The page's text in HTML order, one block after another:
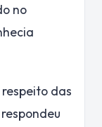
no
das